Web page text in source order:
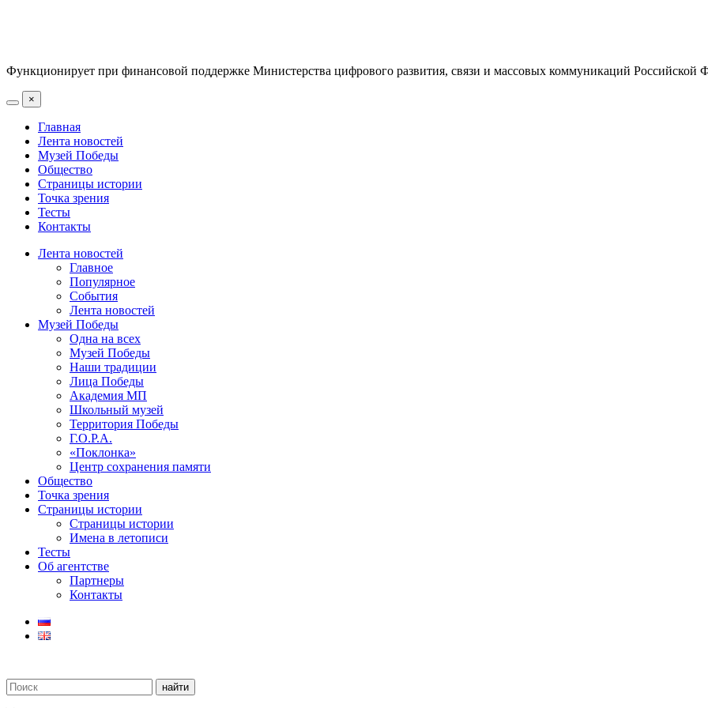
Функционирует при финансовой поддержке Министерства цифрового развития, связи и массовых коммуникаций Российской
×
Главная
Лента новостей
Музей Победы
Общество
Страницы истории
Точка зрения
Тесты
Контакты
Лента новостей
Главное
Популярное
События
Лента новостей
Музей Победы
Одна на всех
Музей Победы
Наши традиции
Лица Победы
Академия МП
Школьный музей
Территория Победы
Г.О.Р.А.
«Поклонка»
Центр сохранения памяти
Общество
Точка зрения
Страницы истории
Страницы истории
Имена в летописи
Тесты
Об агентстве
Партнеры
Контакты